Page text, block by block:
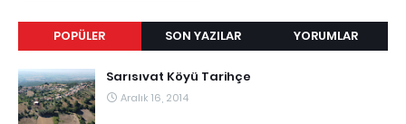
POPÜLER SON YAZILAR YORUMLAR
Sarısıvat Köyü Tarihçe
Aralık 16, 2014